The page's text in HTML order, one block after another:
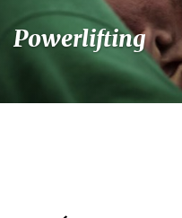
Powerlifting